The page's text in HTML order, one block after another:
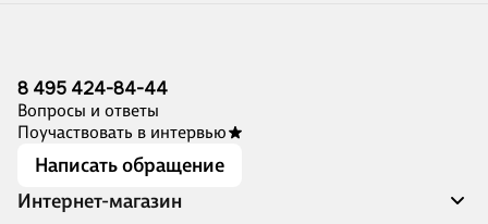
8 495 424-84-44
Вопросы и ответы
Поучаствовать в интервью
Написать обращение
Интернет-магазин